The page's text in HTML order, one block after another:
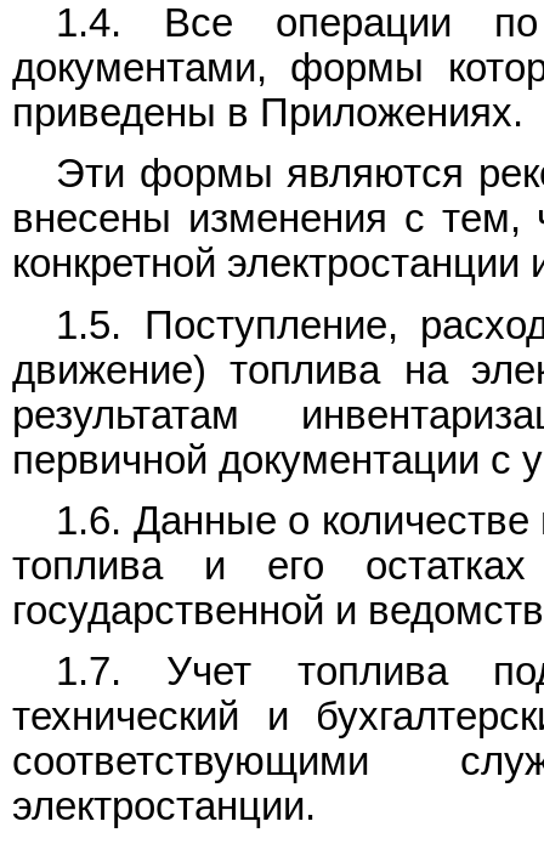
1.4. Все операции по
документами, формы
приведены в Приложениях.
Эти формы являются
внесены изменения с тем,
конкретной
1.5. Поступление,
движение) топлива на
результатам
первичной документации с
1.6. Данные о количестве
топлива и его остатках
государственной и
1.7. Учет топлива
технический и
соответствующими
электростанции.